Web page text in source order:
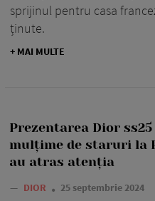
sprijinul pentru casa
ținute.
+ MAI MULTE
Prezentarea Dior
mulțime de staruri la
au atras atenția
— DIOR 25 septembrie 2024